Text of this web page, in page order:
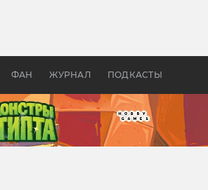
ФАН ЖУРНАЛ ПОДКАСТЫ
Древней Грецией